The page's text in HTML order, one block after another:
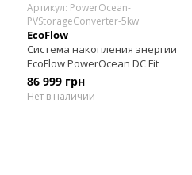
Артикул: PowerOcean-
PVStorageConverter-5kw
EcoFlow
Система накопления энергии
EcoFlow PowerOcean DC Fit
86 999 грн
Нет в наличии